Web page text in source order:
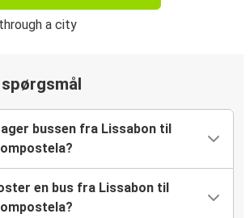
bussen fra Lissabon til
en bus fra Lissabon til